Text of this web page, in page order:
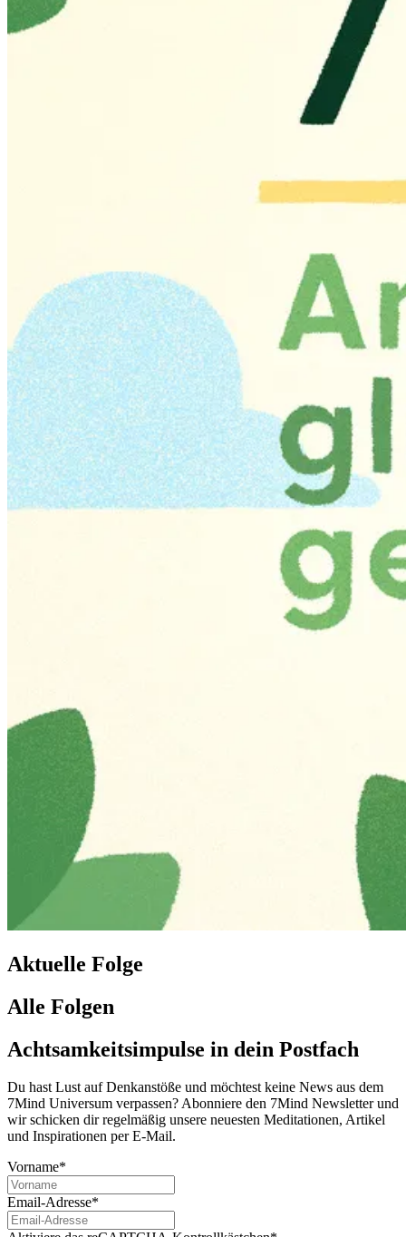
Aktuelle Folge
Alle Folgen
Achtsamkeitsimpulse in dein Postfach
Du hast Lust auf Denkanstöße und möchtest keine News aus dem
7Mind Universum verpassen? Abon­niere den 7Mind News­let­ter und
wir schicken dir regelmäßig unsere neuesten Meditationen, Artikel
und Inspirationen per E-Mail.
Vorname*
Email-Adresse*